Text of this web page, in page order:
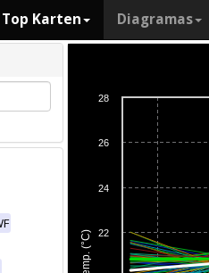
Top Karten Diagramas
22
24
26
28